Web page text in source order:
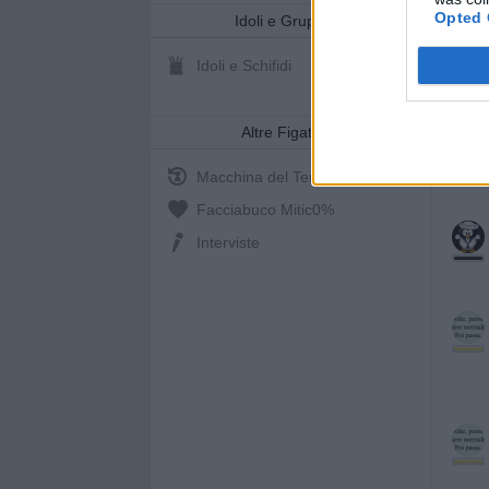
Opted
Idoli e Gruppi
Idoli e Schifidi
Altre Figate
Macchina del Tempo
Facciabuco Mitic0%
Interviste